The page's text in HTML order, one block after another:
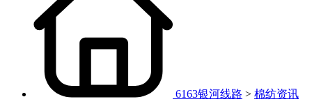
6163银河线路 > 棉纺资讯